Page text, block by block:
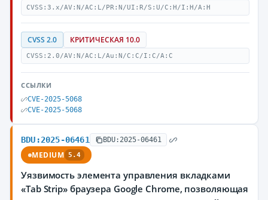
CVSS:3.x/AV:N/AC:L/PR:N/UI:R/S:U/C:H/I:H/A:H
CVSS 2.0 КРИТИЧЕСКАЯ 10.0
CVSS:2.0/AV:N/AC:L/Au:N/C:C/I:C/A:C
ССЫЛКИ
CVE-2025-5068
CVE-2025-5068
BDU:2025-06461 BDU:2025-06461
MEDIUM 5.4
Уязвимость элемента управления вкладками
«Tab Strip» браузера Google Chrome, позволяющая